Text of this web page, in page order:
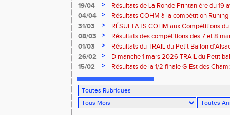
19/04
>
Résultats de La Ronde Printanière du 19
route de Belfort
04/04 >
Résultats COHM à la compètition
court" des 4 et 5 avril à Toul
31/03 >
RÉSULTATS COHM aux Compétitions
08/03
>
Résultats des compétitions des 7 et 8
01/03
>
Résultats du TRAIL du Petit Ballon
Rouffach-68
26/02 >
Dimanche 1 mars 2026 TRAIL du Petit
ROUFFACH 68
15/02 >
Résultats de la 1/2 finale G-Est des